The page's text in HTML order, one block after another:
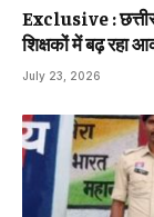
Exclusive :
शिक्षकों में बढ़ रहा
July 23, 2026